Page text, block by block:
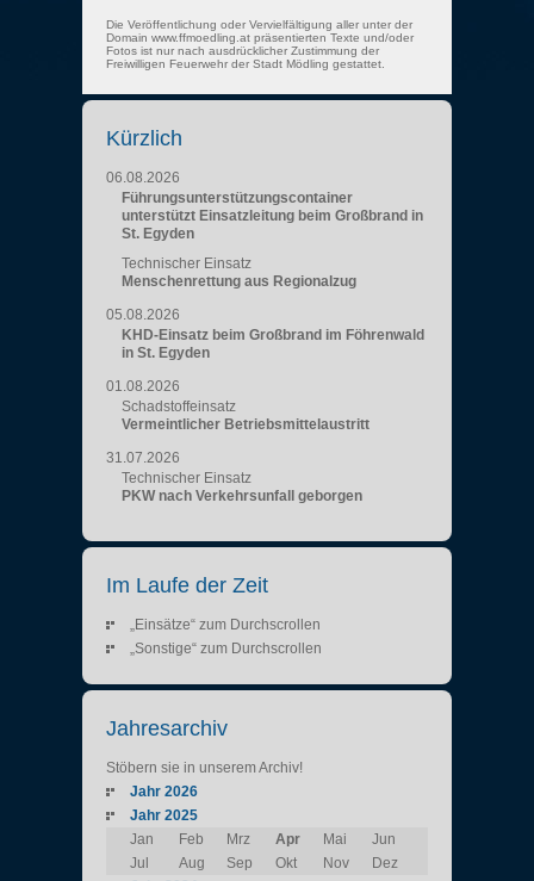
Die Veröffentlichung oder Vervielfältigung aller unter der
Domain www.ffmoedling.at präsentierten Texte und/oder
Fotos ist nur nach ausdrücklicher Zustimmung der
Freiwilligen Feuerwehr der Stadt Mödling gestattet.
Kürzlich
06.08.2026
Führungsunterstützungscontainer
unterstützt Einsatzleitung beim Großbrand in
St. Egyden
Technischer Einsatz
Menschenrettung aus Regionalzug
05.08.2026
KHD-Einsatz beim Großbrand im Föhrenwald
in St. Egyden
01.08.2026
Schadstoffeinsatz
Vermeintlicher Betriebsmittelaustritt
31.07.2026
Technischer Einsatz
PKW nach Verkehrsunfall geborgen
Im Laufe der Zeit
„Einsätze“ zum Durchscrollen
„Sonstige“ zum Durchscrollen
Jahresarchiv
Stöbern sie in unserem Archiv!
Jahr 2026
Jahr 2025
Jan
Feb Mrz Apr Mai
Jun
Jul
Aug Sep Okt Nov
Dez